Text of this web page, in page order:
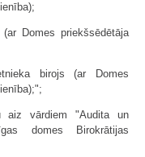
Domes priekšsēdētāja
birojs (ar Domes
aiz vārdiem "Audita un
domes Birokrātijas